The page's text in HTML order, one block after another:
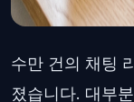
수만 건의 채팅
졌습니다. 대부